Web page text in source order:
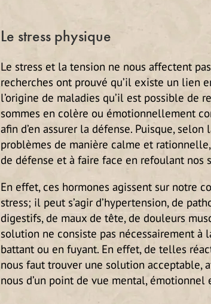
Le stress physique
Le stress et la tension ne nous affectent
recherches ont prouvé qu’il existe un lien
l’origine de maladies qu’il est possible de
sommes en colère ou émotionnellement
afin d’en assurer la défense. Puisque,
problèmes de manière calme et
de défense et à faire face en refoulant nos
En effet, ces hormones agissent sur notre
stress; il peut s’agir d’hypertension, de
digestifs, de maux de tête, de douleurs
solution ne consiste pas nécessairement
battant ou en fuyant. En effet, de telles
nous faut trouver une solution acceptable,
nous d’un point de vue mental,